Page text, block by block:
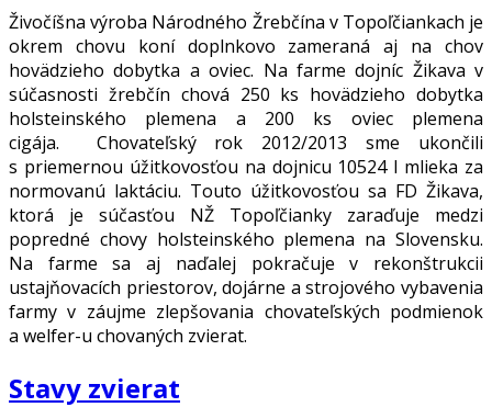
Živočíšna výroba Národného Žrebčína v Topoľčiankach je
okrem chovu koní doplnkovo zameraná aj na chov
hovädzieho dobytka a oviec. Na farme dojníc Žikava v
súčasnosti žrebčín chová 250 ks hovädzieho dobytka
holsteinského plemena a 200 ks oviec plemena
cigája. Chovateľský rok 2012/2013 sme ukončili
s priemernou úžitkovosťou na dojnicu 10524 l mlieka za
normovanú laktáciu. Touto úžitkovosťou sa FD Žikava,
ktorá je súčasťou NŽ Topoľčianky zaraďuje medzi
popredné chovy holsteinského plemena na Slovensku.
Na farme sa aj naďalej pokračuje v rekonštrukcii
ustajňovacích priestorov, dojárne a strojového vybavenia
farmy v záujme zlepšovania chovateľských podmienok
a welfer-u chovaných zvierat.
Stavy zvierat